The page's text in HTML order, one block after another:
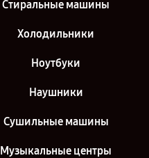
Стиральные машины
Холодильники
Ноутбуки
Наушники
Сушильные машины
Музыкальные центры